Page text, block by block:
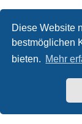
Diese Website
bestmöglichen
bieten. Mehr